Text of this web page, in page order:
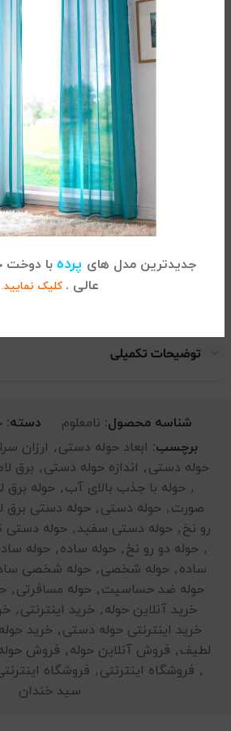
جدیدترین مدل های پرده با دوخت
عالی . کلیک نمایید.
قدرت جذب بالای آب میباشد.
خرید حوله دستی از کالای خواب
کالای خواب سید خندانبه عنوان اولین
فعالیت بوده ، با ضمانت کیفیت و اصالت
است تا مشتریان محترم در هنگام
حوله دستی
های عرضه شده در
حساسیت ، نرم و لطیف و دارای کیفیت و
مصرف کنندگان در هنگام استفاده ،
توضیحات تکمیلی
شناسه محصول: نامعلوم دسته:
برچسب: ابعاد حوله دستی, ارزان
حوله دستی, اندازه حوله دستی, برق
, حوله با جذب بالای آب, حوله برق
صورت, حوله دستی, حوله دستی برق
رو نخ, حوله دستی سفید, حوله دستی
, حوله دو رو نخ, حوله ساده, حوله
ساده, حوله شخصی, حوله شخصی
حوله ضد حساسیت, حوله مسافرتی,
خرید آنلاین حوله, خرید اینترنتی,
خرید اینترنتی حوله دستی, خرید
لطیف, فروش آنلاین حوله, فروش
, فروشگاه اینترنتی, فروشگاه
سید خندان